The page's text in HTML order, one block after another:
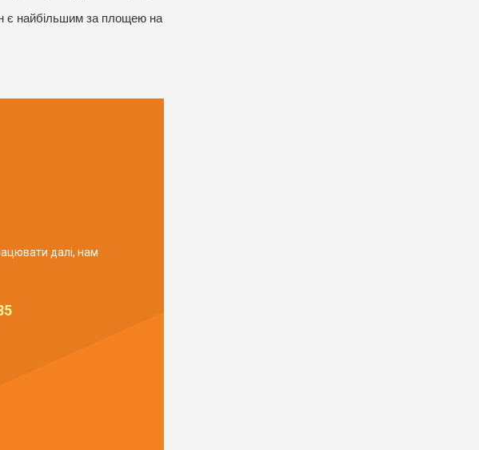
є найбільшим за площею на
далі, нам